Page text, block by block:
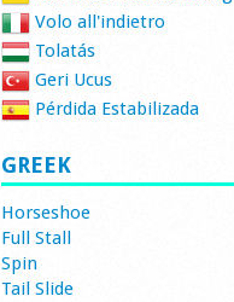
Volo all'indietro
Tolatás
Geri Ucus
Pérdida Estabilizada
GREEK
Horseshoe
Full Stall
Spin
Tail Slide